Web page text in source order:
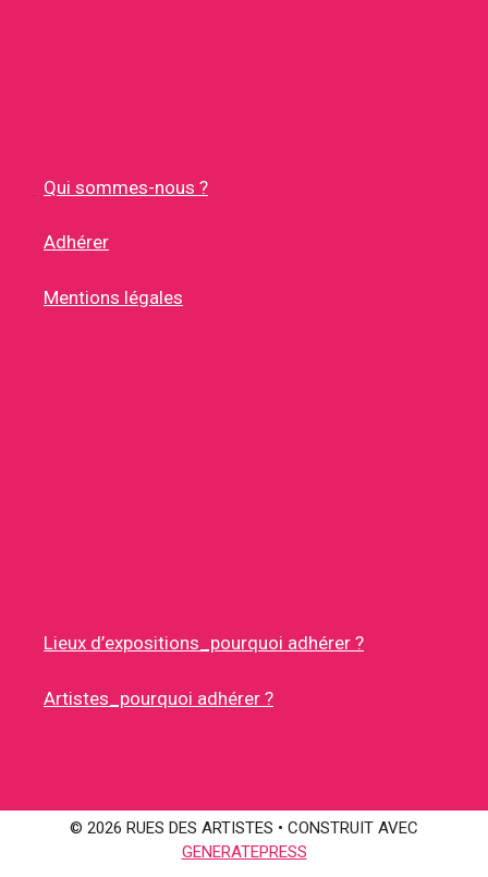
Qui sommes-nous ?
Adhérer
Mentions légales
Lieux d’expositions_pourquoi adhérer ?
Artistes_pourquoi adhérer ?
© 2026 RUES DES ARTISTES • CONSTRUIT AVEC
GENERATEPRESS